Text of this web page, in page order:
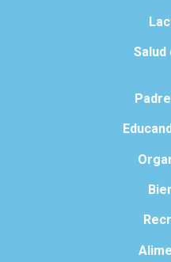
Salud